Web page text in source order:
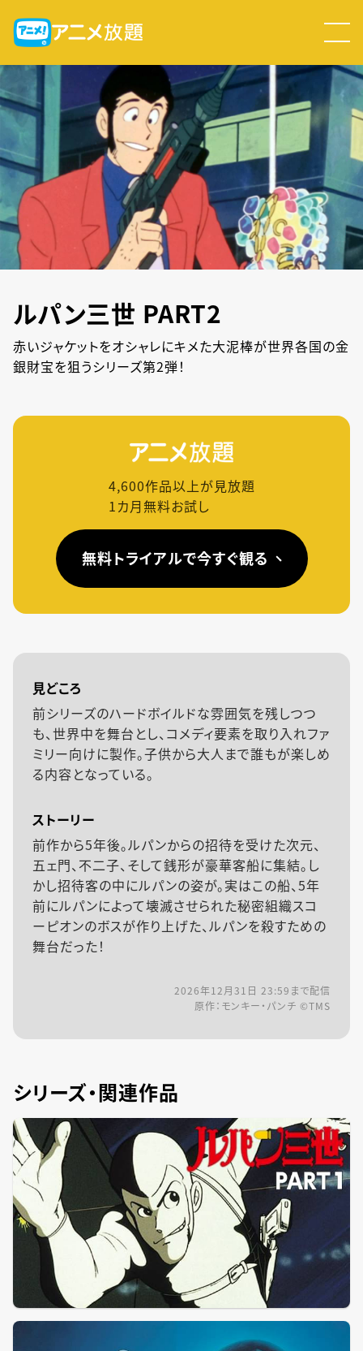
ルパン三世 PART2
赤いジャケットをオシャレにキメた大泥棒が世界各国の金
銀財宝を狙うシリーズ第2弾！
4,600作品以上が見放題
1カ月無料お試し
無料トライアルで今すぐ観る
見どころ
前シリーズのハードボイルドな雰囲気を残しつつ
も、世界中を舞台とし、コメディ要素を取り入れファ
ミリー向けに製作。子供から大人まで誰もが楽しめ
る内容となっている。
ストーリー
前作から5年後。ルパンからの招待を受けた次元、
五ェ門、不二子、そして銭形が豪華客船に集結。し
かし招待客の中にルパンの姿が。実はこの船、5年
前にルパンによって壊滅させられた秘密組織スコ
ーピオンのボスが作り上げた、ルパンを殺すための
舞台だった！
2026年12月31日 23:59 まで配信
原作：モンキー・パンチ ©TMS
シリーズ・関連作品